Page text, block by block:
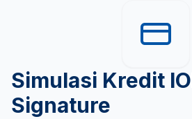
Simulasi Kredit
Signature